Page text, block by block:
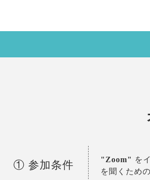
① 参加条件 "Zoom" を
を聞くため